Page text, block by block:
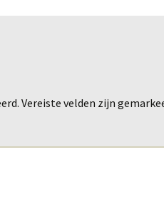
Vereiste velden zijn